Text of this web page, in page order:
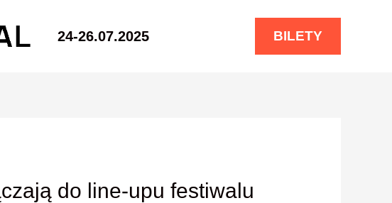
24-26.07.2025 BILETY
do line-upu festiwalu